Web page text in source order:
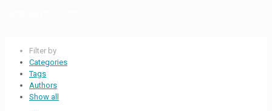
Filter by
Categories
Tags
Authors
Show all